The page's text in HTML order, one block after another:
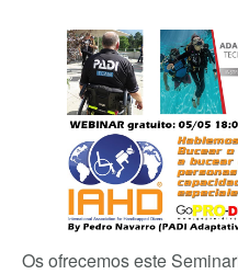
Os ofrecemos este